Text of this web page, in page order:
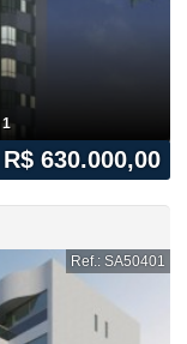
1
R$ 630.000,00
Ref.: SA50401